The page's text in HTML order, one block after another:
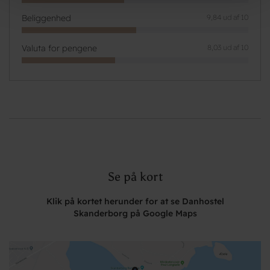
Beliggenhed 9,84 ud af 10
Valuta for pengene 8,03 ud af 10
Se på kort
Klik på kortet herunder for at se Danhostel
Skanderborg på Google Maps